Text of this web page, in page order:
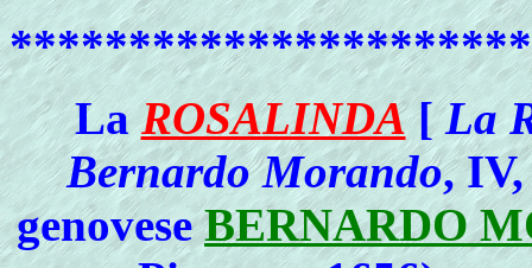
La ROSALINDA[La
Bernardo Morando,
genoveseBERNARDO